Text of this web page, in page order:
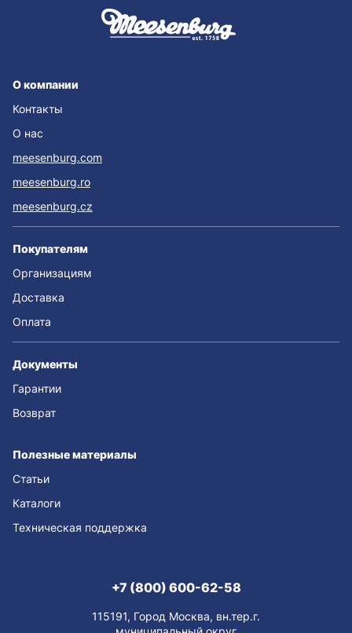
О компании
Контакты
О нас
meesenburg.com
meesenburg.ro
meesenburg.cz
Покупателям
Организациям
Доставка
Оплата
Документы
Гарантии
Возврат
Полезные материалы
Статьи
Каталоги
Техническая поддержка
+7 (800) 600-62-58
115191, Город Москва, вн.тер.г.